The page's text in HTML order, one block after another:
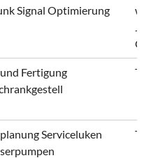
Signal Optimierung
Fertigung
Serviceluken